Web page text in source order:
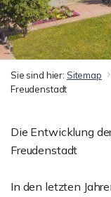
Sie sind hier: Sitemap
Freudenstadt
Die Entwicklung
Freudenstadt
In den letzten